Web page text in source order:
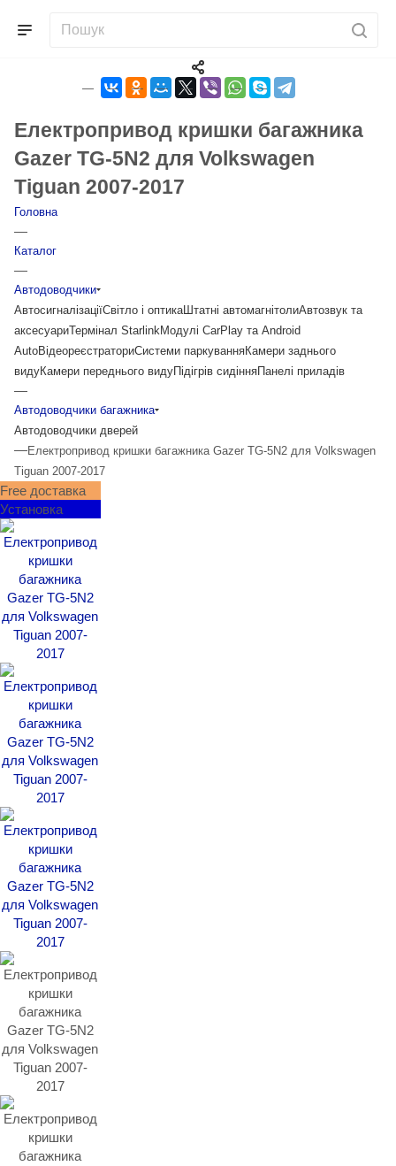
Електропривод кришки багажника
Gazer TG-5N2 для Volkswagen
Tiguan 2007-2017
Головна
—
Каталог
—
Автодоводчики
АвтосигналізаціїСвітло і оптикаШтатні автомагнітолиАвтозвук та
аксесуариТермінал StarlinkМодулі CarPlay та Android
AutoВідеореєстраториСистеми паркуванняКамери заднього
видуКамери переднього видуПідігрів сидінняПанелі приладів
—
Автодоводчики багажника
Автодоводчики дверей
—Електропривод кришки багажника Gazer TG-5N2 для Volkswagen
Tiguan 2007-2017
Free доставка
Установка